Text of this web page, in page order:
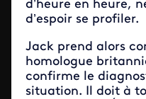
d’heure en heure,
d’espoir se profiler.
Jack prend alors
homologue
confirme le
situation. Il doit à